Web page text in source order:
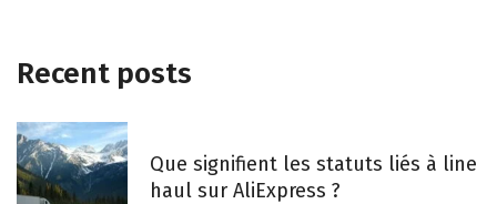
Recent posts
Que signifient les statuts liés à line
haul sur AliExpress ?